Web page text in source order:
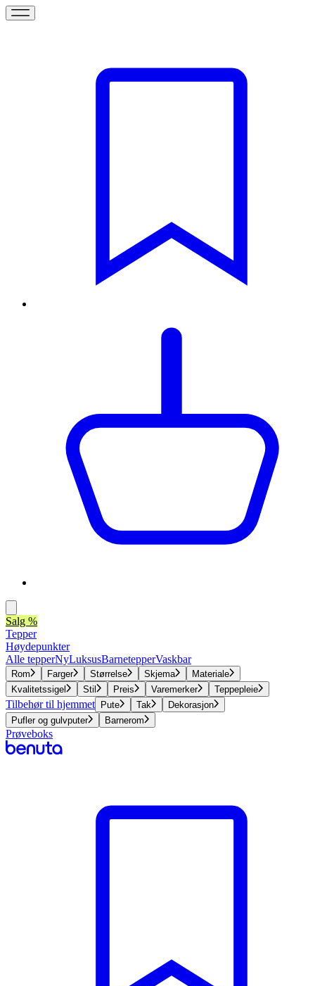
Salg %
Tepper
Høydepunkter
Alle tepperNyLuksusBarnetepperVaskbar
Rom Farger Størrelse Skjema
Materiale
Kvalitetssigel
Stil Preis Varemerker Teppepleie
Tilbehør til hjemmet Pute Tak
Dekorasjon
Pufler og gulvputer
Barnerom
Prøveboks